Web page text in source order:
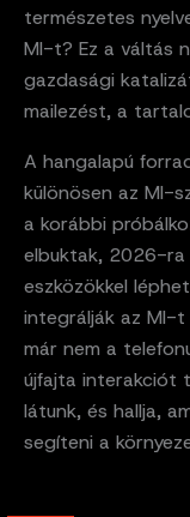
természetes
MI-t? Ez a váltás
gazdasági
mailezést, a
A hangalapú
különösen az MI-
a korábbi
elbuktak, 2026-ra
eszközökkel
integrálják az MI-t
már nem a
újfajta interakciót
látunk, és hallja,
segíteni a